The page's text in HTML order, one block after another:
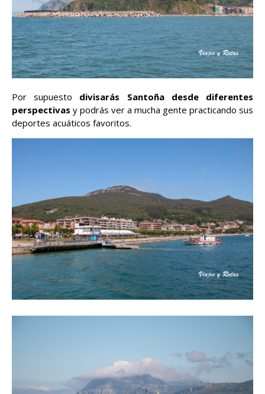
Por supuesto divisarás Santoña desde diferentes
perspectivas y podrás ver a mucha gente practicando sus
deportes acuáticos favoritos.